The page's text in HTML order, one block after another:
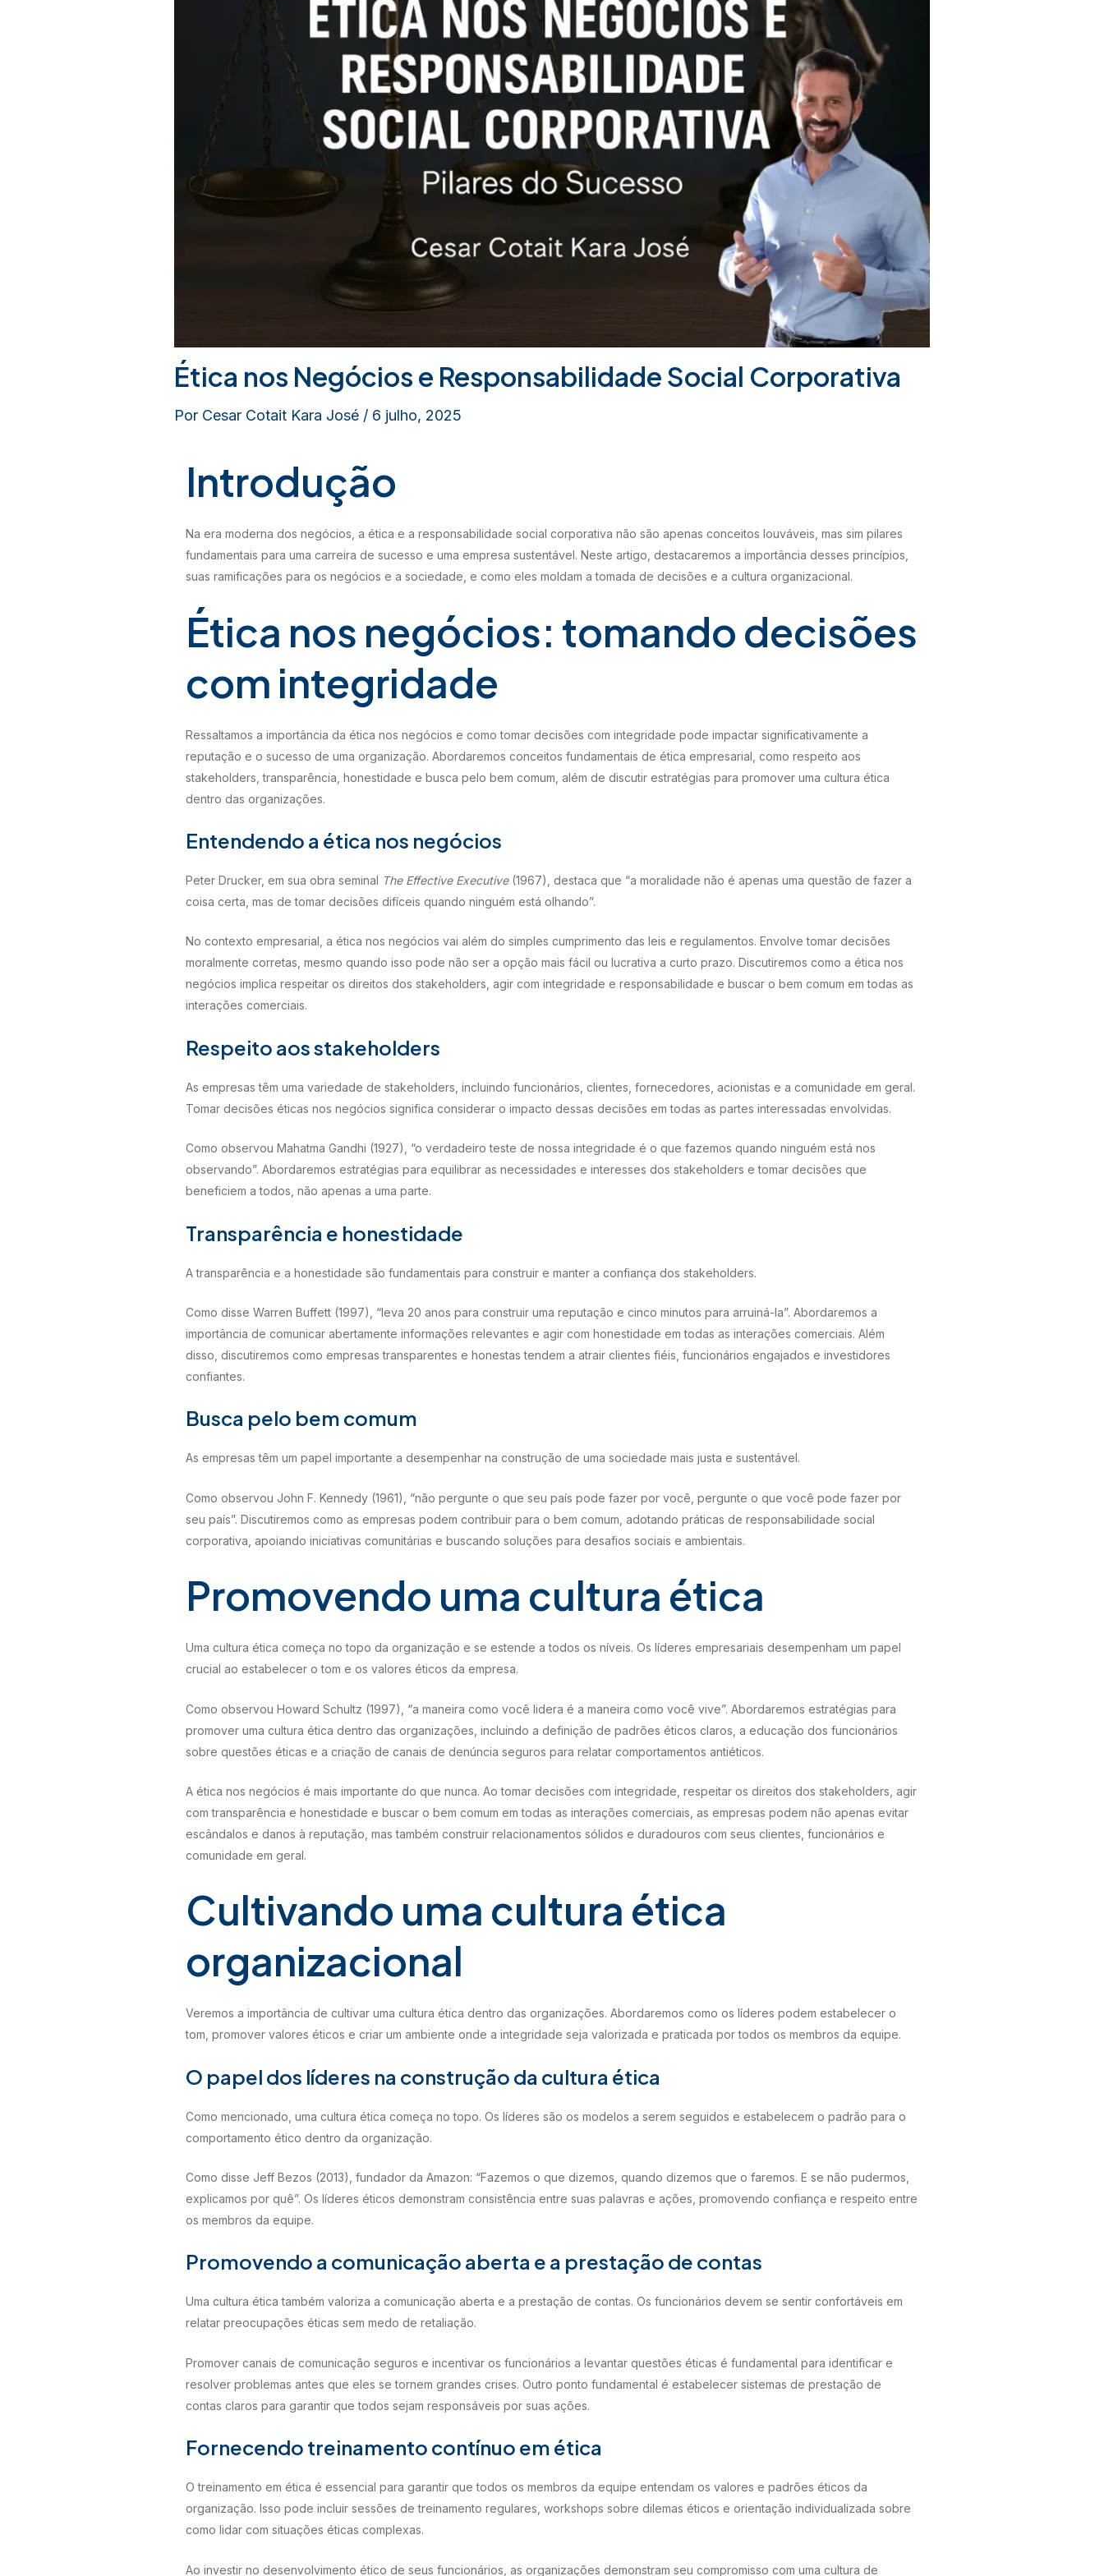
Ética nos Negócios e Responsabilidade Social Corporativa
Por Cesar Cotait Kara José / 6 julho, 2025
Introdução
Na era moderna dos negócios, a ética e a responsabilidade social corporativa não são apenas conceitos louváveis, mas sim pilares
fundamentais para uma carreira de sucesso e uma empresa sustentável. Neste artigo, destacaremos a importância desses princípios,
suas ramificações para os negócios e a sociedade, e como eles moldam a tomada de decisões e a cultura organizacional.
Ética nos negócios: tomando decisões
com integridade
Ressaltamos a importância da ética nos negócios e como tomar decisões com integridade pode impactar significativamente a
reputação e o sucesso de uma organização. Abordaremos conceitos fundamentais de ética empresarial, como respeito aos
stakeholders, transparência, honestidade e busca pelo bem comum, além de discutir estratégias para promover uma cultura ética
dentro das organizações.
Entendendo a ética nos negócios
Peter Drucker, em sua obra seminal The Effective Executive(1967), destaca que “a moralidade não é apenas uma questão de fazer a
coisa certa, mas de tomar decisões difíceis quando ninguém está olhando”.
No contexto empresarial, a ética nos negócios vai além do simples cumprimento das leis e regulamentos. Envolve tomar decisões
moralmente corretas, mesmo quando isso pode não ser a opção mais fácil ou lucrativa a curto prazo. Discutiremos como a ética nos
negócios implica respeitar os direitos dos stakeholders, agir com integridade e responsabilidade e buscar o bem comum em todas as
interações comerciais.
Respeito aos stakeholders
As empresas têm uma variedade de stakeholders, incluindo funcionários, clientes, fornecedores, acionistas e a comunidade em geral.
Tomar decisões éticas nos negócios significa considerar o impacto dessas decisões em todas as partes interessadas envolvidas.
Como observou Mahatma Gandhi (1927), “o verdadeiro teste de nossa integridade é o que fazemos quando ninguém está nos
observando”. Abordaremos estratégias para equilibrar as necessidades e interesses dos stakeholders e tomar decisões que
beneficiem a todos, não apenas a uma parte.
Transparência e honestidade
A transparência e a honestidade são fundamentais para construir e manter a confiança dos stakeholders.
Como disse Warren Buffett (1997), “leva 20 anos para construir uma reputação e cinco minutos para arruiná-la”. Abordaremos a
importância de comunicar abertamente informações relevantes e agir com honestidade em todas as interações comerciais. Além
disso, discutiremos como empresas transparentes e honestas tendem a atrair clientes fiéis, funcionários engajados e investidores
confiantes.
Busca pelo bem comum
As empresas têm um papel importante a desempenhar na construção de uma sociedade mais justa e sustentável.
Como observou John F. Kennedy (1961), “não pergunte o que seu país pode fazer por você, pergunte o que você pode fazer por
seu país”. Discutiremos como as empresas podem contribuir para o bem comum, adotando práticas de responsabilidade social
corporativa, apoiando iniciativas comunitárias e buscando soluções para desafios sociais e ambientais.
Promovendo uma cultura ética
Uma cultura ética começa no topo da organização e se estende a todos os níveis. Os líderes empresariais desempenham um papel
crucial ao estabelecer o tom e os valores éticos da empresa.
Como observou Howard Schultz (1997), “a maneira como você lidera é a maneira como você vive”. Abordaremos estratégias para
promover uma cultura ética dentro das organizações, incluindo a definição de padrões éticos claros, a educação dos funcionários
sobre questões éticas e a criação de canais de denúncia seguros para relatar comportamentos antiéticos.
A ética nos negócios é mais importante do que nunca. Ao tomar decisões com integridade, respeitar os direitos dos stakeholders, agir
com transparência e honestidade e buscar o bem comum em todas as interações comerciais, as empresas podem não apenas evitar
escândalos e danos à reputação, mas também construir relacionamentos sólidos e duradouros com seus clientes, funcionários e
comunidade em geral.
Cultivando uma cultura ética
organizacional
Veremos a importância de cultivar uma cultura ética dentro das organizações. Abordaremos como os líderes podem estabelecer o
tom, promover valores éticos e criar um ambiente onde a integridade seja valorizada e praticada por todos os membros da equipe.
O papel dos líderes na construção da cultura ética
Como mencionado, uma cultura ética começa no topo. Os líderes são os modelos a serem seguidos e estabelecem o padrão para o
comportamento ético dentro da organização.
Como disse Jeff Bezos (2013), fundador da Amazon: “Fazemos o que dizemos, quando dizemos que o faremos. E se não pudermos,
explicamos por quê”. Os líderes éticos demonstram consistência entre suas palavras e ações, promovendo confiança e respeito entre
os membros da equipe.
Promovendo a comunicação aberta e a prestação de contas
Uma cultura ética também valoriza a comunicação aberta e a prestação de contas. Os funcionários devem se sentir confortáveis em
relatar preocupações éticas sem medo de retaliação.
Promover canais de comunicação seguros e incentivar os funcionários a levantar questões éticas é fundamental para identificar e
resolver problemas antes que eles se tornem grandes crises. Outro ponto fundamental é estabelecer sistemas de prestação de
contas claros para garantir que todos sejam responsáveis por suas ações.
Fornecendo treinamento contínuo em ética
O treinamento em ética é essencial para garantir que todos os membros da equipe entendam os valores e padrões éticos da
organização. Isso pode incluir sessões de treinamento regulares, workshops sobre dilemas éticos e orientação individualizada sobre
como lidar com situações éticas complexas.
Ao investir no desenvolvimento ético de seus funcionários, as organizações demonstram seu compromisso com uma cultura de